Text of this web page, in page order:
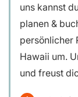
uns kannst
planen &
persönlicher
Hawaii um.
und freust